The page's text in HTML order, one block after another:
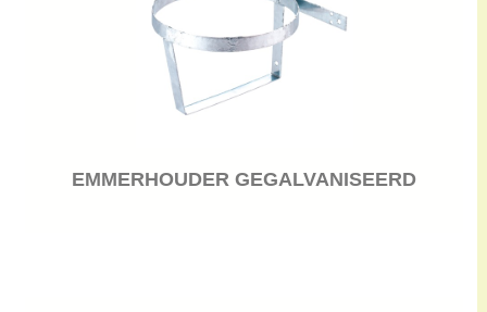
EMMERHOUDER GEGALVANISEERD